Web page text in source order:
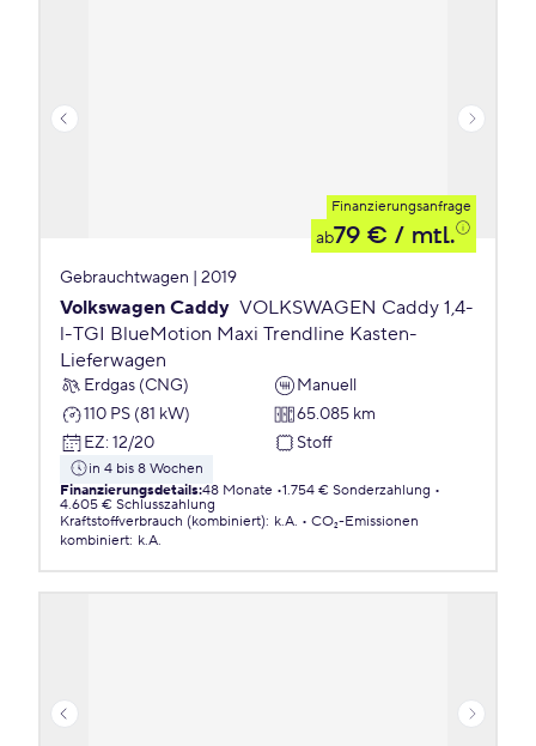
Finanzierungsanfrage
ab79 € / mtl.
Gebrauchtwagen | 2019
Volkswagen Caddy VOLKSWAGEN Caddy 1,4-
l-TGI BlueMotion Maxi Trendline Kasten-
Lieferwagen
Erdgas (CNG)
Manuell
110 PS (81 kW)
65.085 km
EZ: 12/20 Stoff
in 4 bis 8 Wochen
Finanzierungsdetails:48 Monate 1.754 € Sonderzahlung
4.605 € Schlusszahlung
Kraftstoffverbrauch (kombiniert): k.A.
CO₂-Emissionen
kombiniert: k.A.